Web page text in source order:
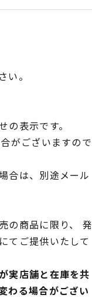
。
表示です。
がございますので
合は、別途メール
の商品に限り、 発
てご提供いたして
実店舗と在庫を共
わる場合がござい